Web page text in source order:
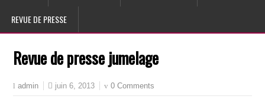
REVUE DE PRESSE
Revue de presse jumelage
admin juin 6, 2013 0 Comments